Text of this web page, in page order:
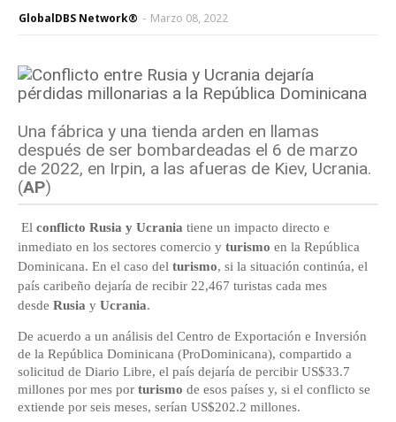
GlobalDBS Network® - Marzo 08, 2022
Una fábrica y una tienda arden en llamas
después de ser bombardeadas el 6 de marzo
de 2022, en Irpin, a las afueras de Kiev, Ucrania.
(AP)
El conflicto Rusia y Ucrania tiene un impacto directo e
inmediato en los sectores comercio y turismo en la República
Dominicana. En el caso del turismo, si la situación continúa, el
país caribeño dejaría de recibir 22,467 turistas cada mes
desde Rusia y Ucrania.
De acuerdo a un análisis del Centro de Exportación e Inversión
de la República Dominicana (ProDominicana), compartido a
solicitud de Diario Libre, el país dejaría de percibir US$33.7
millones por mes por turismo de esos países y, si el conflicto se
extiende por seis meses, serían US$202.2 millones.